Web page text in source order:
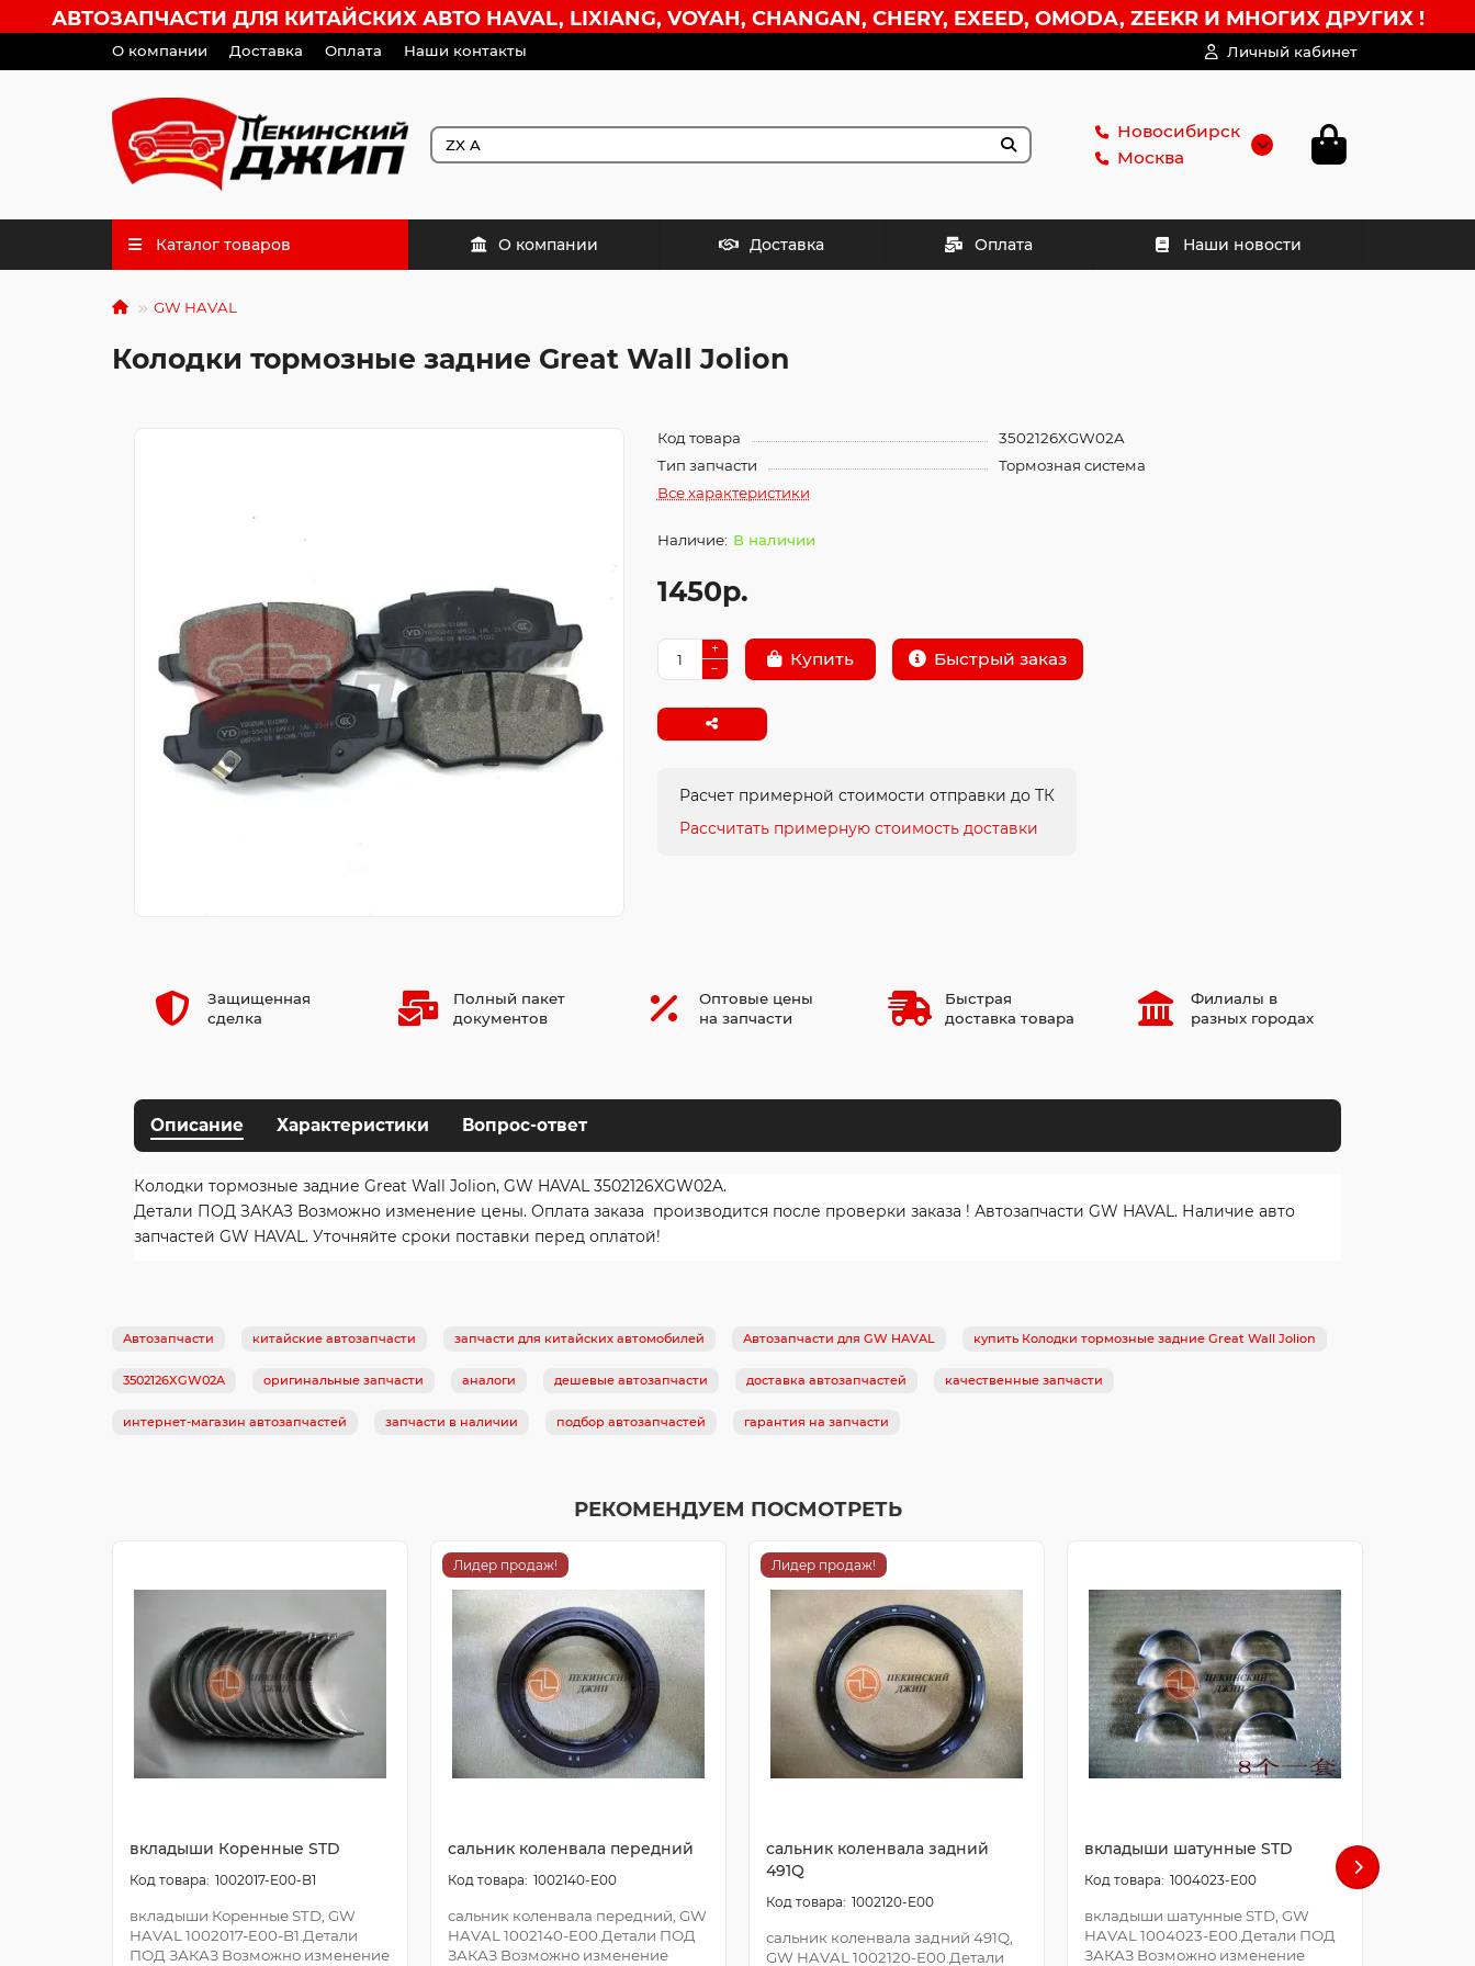
АВТОЗАПЧАСТИ ДЛЯ КИТАЙСКИХ АВТО HAVAL, LIXIANG, VOYAH, CHANGAN, CHERY, EXEED, OMODA, ZEEKR И МНОГИХ ДРУГИХ !
О компании Доставка Оплата Наши контакты Личный кабинет
Новосибирск
Москва
Каталог товаров О компании Доставка Оплата Наши новости
GW HAVAL
Колодки тормозные задние Great Wall Jolion
Код товара
3502126XGW02A
Тип запчасти
Тормозная система
Все характеристики
В наличии
1450р.
Купить Быстрый заказ
Расчет примерной стоимости отправки до ТК
Рассчитать примерную стоимость доставки
Защищенная
сделка
Полный пакет
документов
Оптовые цены
на запчасти
Быстрая
доставка товара
Филиалы в
разных городах
Описание Характеристики Вопрос-ответ
Колодки тормозные задние Great Wall Jolion, GW HAVAL 3502126XGW02A.
Детали ПОД ЗАКАЗ Возможно изменение цены. Оплата заказа производится после проверки заказа ! Автозапчасти GW HAVAL. Наличие авто
запчастей GW HAVAL. Уточняйте сроки поставки перед оплатой!
Автозапчасти китайские автозапчасти запчасти для китайских автомобилей Автозапчасти для GW HAVAL купить Колодки тормозные задние Great Wall Jolion
3502126XGW02A оригинальные запчасти аналоги дешевые автозапчасти доставка автозапчастей качественные запчасти
интернет-магазин автозапчастей запчасти в наличии подбор автозапчастей гарантия на запчасти
РЕКОМЕНДУЕМ ПОСМОТРЕТЬ
вкладыши Коренные STD
1002017-E00-B1
вкладыши Коренные STD, GW
HAVAL 1002017-E00-B1.Детали
ПОД ЗАКАЗ Возможно изменение
Лидер продаж!
сальник коленвала передний
1002140-E00
сальник коленвала передний, GW
HAVAL 1002140-E00.Детали ПОД
ЗАКАЗ Возможно изменение
Лидер продаж!
сальник коленвала задний
491Q
1002120-E00
сальник коленвала задний 491Q,
GW HAVAL 1002120-E00.Детали
вкладыши шатунные STD
1004023-E00
вкладыши шатунные STD, GW
HAVAL 1004023-E00.Детали ПОД
ЗАКАЗ Возможно изменение